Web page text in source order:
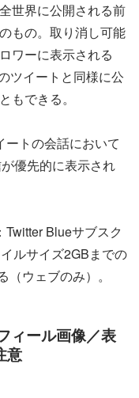
世界に公開される前
もの。取り消し可能
ワーに表示される
ツイートと同様に公
もできる。
トの会話において
優先的に表示され
Blueサブスク
ルサイズ2GBまでの
ウェブのみ）。
ィール画像／表
意